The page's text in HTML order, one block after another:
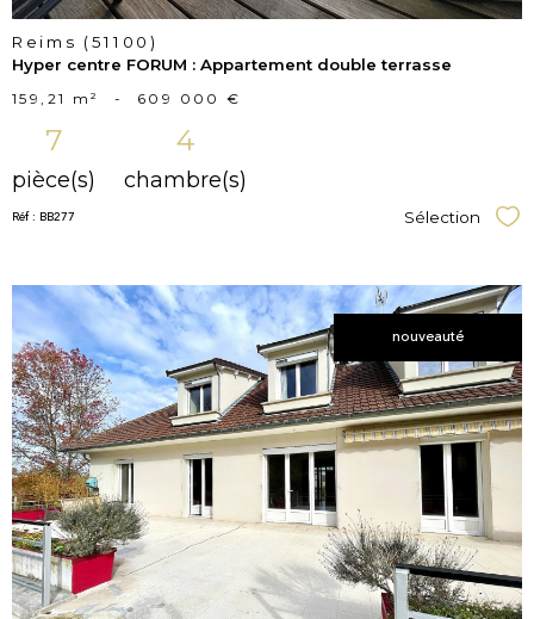
Reims (51100)
Hyper centre FORUM : Appartement double terrasse
159,21 m² - 609 000 €
7
pièce(s)
4
chambre(s)
Réf : BB277 Sélection
nouveauté
voir le
bien